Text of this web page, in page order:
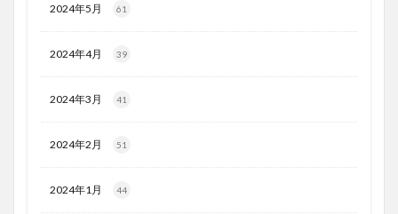
2024年5月 61
2024年4月 39
2024年3月 41
2024年2月 51
2024年1月 44